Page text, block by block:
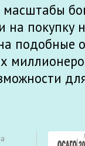
на покупку
подобные